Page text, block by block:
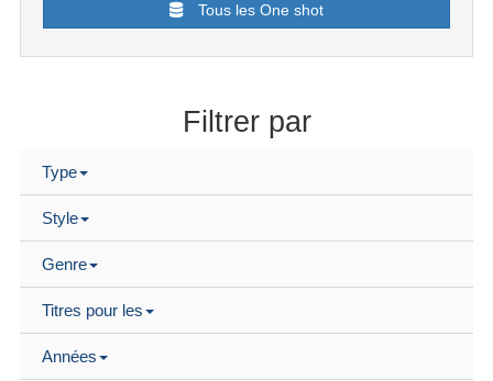
Tous les One shot
Filtrer par
Type
Style
Genre
Titres pour les
Années